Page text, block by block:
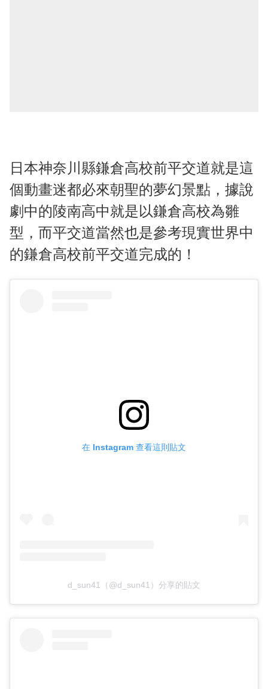
日本神奈川縣鎌倉高校前平交道就是這
個動畫迷都必來朝聖的夢幻景點，據說
劇中的陵南高中就是以鎌倉高校為雛
型，而平交道當然也是參考現實世界中
的鎌倉高校前平交道完成的！
在 Instagram 查看這則貼文
d_sun41（@d_sun41）分享的貼文